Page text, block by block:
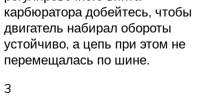
карбюратора добейтесь, чтобы
двигатель набирал обороты
устойчиво, а цепь при этом не
перемещалась по шине.
3